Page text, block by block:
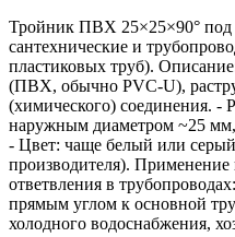
Тройник ПВХ 25×25×90°
сантехнические и
пластиковых труб).
(ПВХ, обычно PVC‑U),
(химического) соединения. -
наружным диаметром ~25 мм,
- Цвет: чаще белый или
производителя). Применение
ответвления в
прямым углом к основной
холодного водоснабжения,